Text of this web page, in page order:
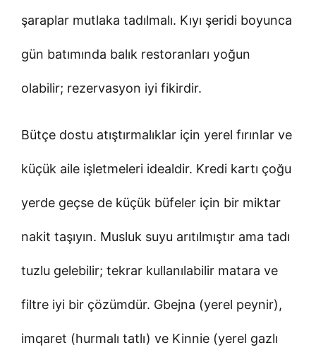
şaraplar mutlaka tadılmalı. Kıyı şeridi boyunca
gün batımında balık restoranları yoğun
olabilir; rezervasyon iyi fikirdir.
Bütçe dostu atıştırmalıklar için yerel fırınlar ve
küçük aile işletmeleri idealdir. Kredi kartı çoğu
yerde geçse de küçük büfeler için bir miktar
nakit taşıyın. Musluk suyu arıtılmıştır ama tadı
tuzlu gelebilir; tekrar kullanılabilir matara ve
filtre iyi bir çözümdür. Gbejna (yerel peynir),
imqaret (hurmalı tatlı) ve Kinnie (yerel gazlı